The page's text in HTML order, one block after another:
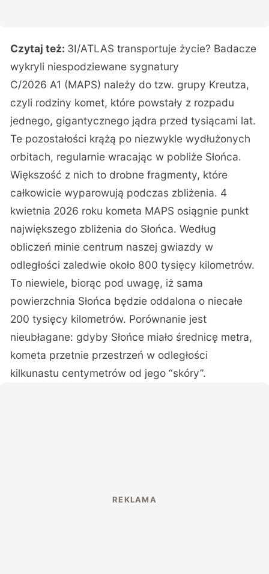
Czytaj też: 3I/ATLAS transportuje życie? Badacze
wykryli niespodziewane sygnatury
C/2026 A1 (MAPS) należy do tzw. grupy Kreutza,
czyli rodziny komet, które powstały z rozpadu
jednego, gigantycznego jądra przed tysiącami lat.
Te pozostałości krążą po niezwykle wydłużonych
orbitach, regularnie wracając w pobliże Słońca.
Większość z nich to drobne fragmenty, które
całkowicie wyparowują podczas zbliżenia. 4
kwietnia 2026 roku kometa MAPS osiągnie punkt
największego zbliżenia do Słońca. Według
obliczeń minie centrum naszej gwiazdy w
odległości zaledwie około 800 tysięcy kilometrów.
To niewiele, biorąc pod uwagę, iż sama
powierzchnia Słońca będzie oddalona o niecałe
200 tysięcy kilometrów. Porównanie jest
nieubłagane: gdyby Słońce miało średnicę metra,
kometa przetnie przestrzeń w odległości
kilkunastu centymetrów od jego “skóry”.